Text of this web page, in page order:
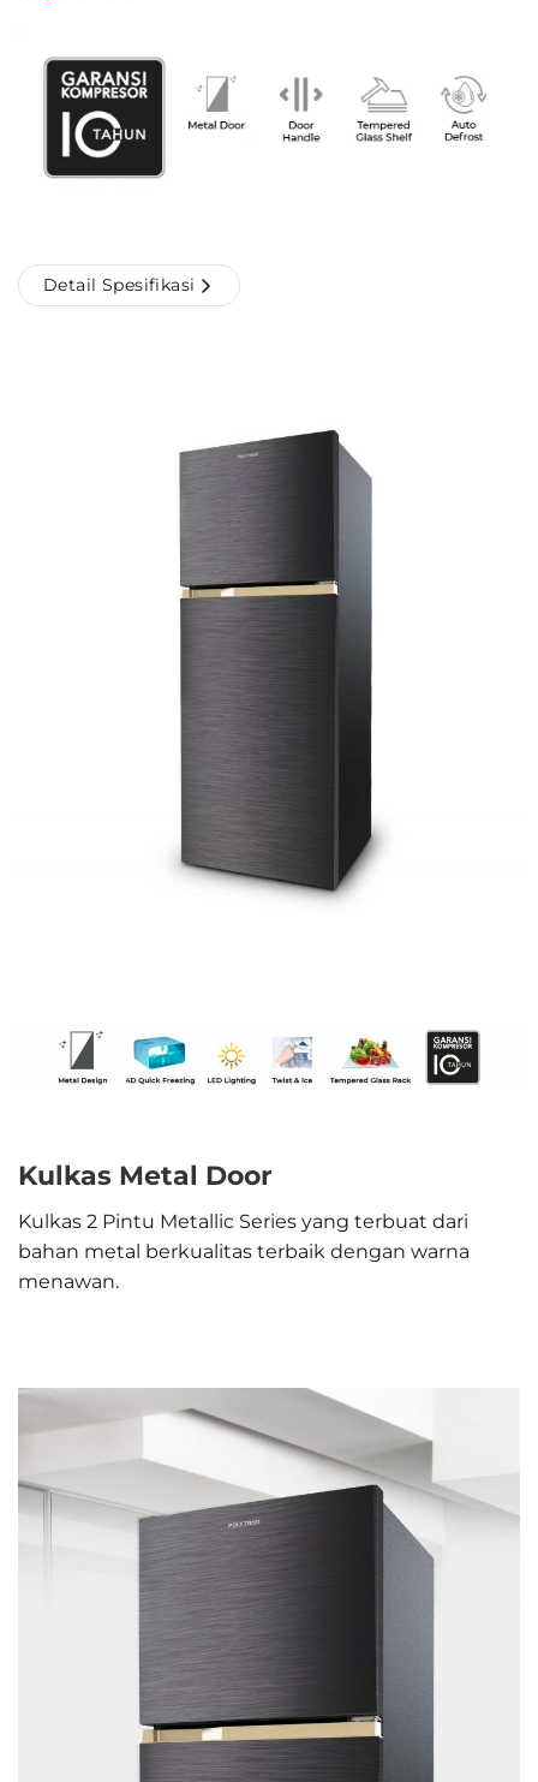
Detail Spesifikasi
Kulkas Metal Door
Kulkas 2 Pintu Metallic Series yang terbuat dari
bahan metal berkualitas terbaik dengan warna
menawan.